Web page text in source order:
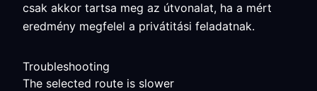
csak akkor tartsa meg az útvonalat, ha a mért
eredmény megfelel a privátitási feladatnak.
Troubleshooting
The selected route is slower